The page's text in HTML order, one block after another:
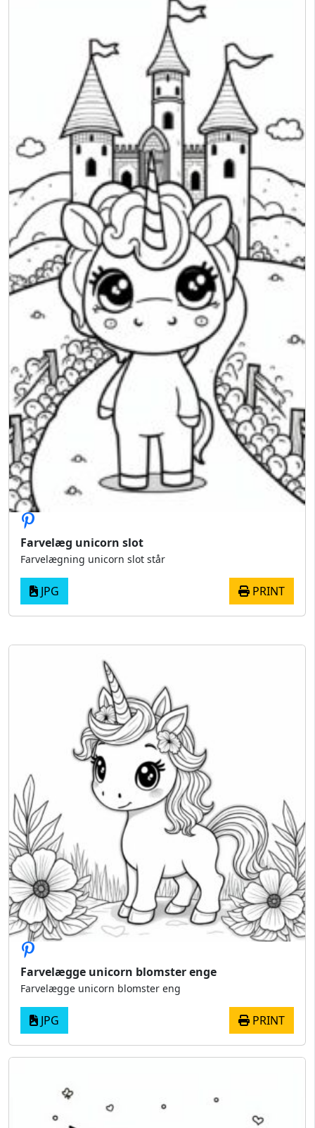
Farvelæg unicorn slot
Farvelægning unicorn slot står
JPG PRINT
Farvelægge unicorn blomster enge
Farvelægge unicorn blomster eng
JPG PRINT